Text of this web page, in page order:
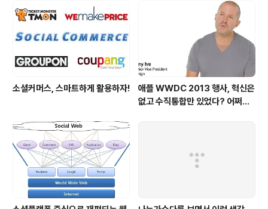
소셜커머스, 스마트하게 활용하자!
애플 WWDC 2013 행사, 혁신은
없고 수직통합만 있었다? 어쩌면